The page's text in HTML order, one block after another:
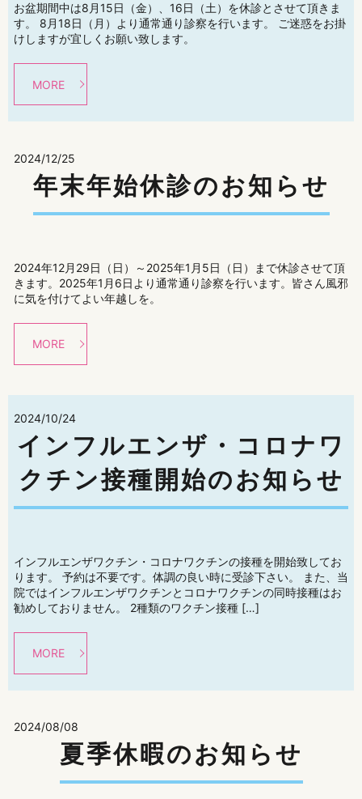
お盆期間中は8月15日（金）、16日（土）を休診とさせて頂きま
す。 8月18日（月）より通常通り診察を行います。 ご迷惑をお掛
けしますが宜しくお願い致します。
MORE
2024/12/25
年末年始休診のお知らせ
2024年12月29日（日）～2025年1月5日（日）まで休診させて頂
きます。2025年1月6日より通常通り診察を行います。皆さん風邪
に気を付けてよい年越しを。
MORE
2024/10/24
インフルエンザ・コロナワ
クチン接種開始のお知らせ
インフルエンザワクチン・コロナワクチンの接種を開始致してお
ります。 予約は不要です。体調の良い時に受診下さい。 また、当
院ではインフルエンザワクチンとコロナワクチンの同時接種はお
勧めしておりません。 2種類のワクチン接種 […]
MORE
2024/08/08
夏季休暇のお知らせ